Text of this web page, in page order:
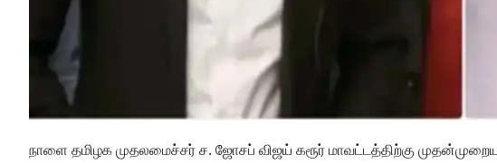
நாளை தமிழக முதலமைச்சர் ச. ஜோசப் விஜய் கரூர் மாவட்டத்திற்கு